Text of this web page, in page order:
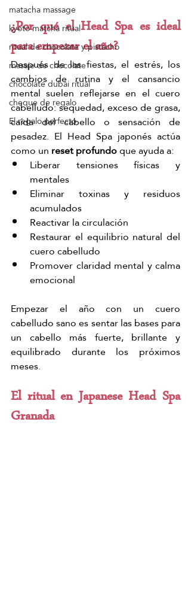
matacha massage
kyoto matcha ritual
ritual de chocolate y pistacho
masaje de chocolate
chocolate dubai ritual
cheque de regalo
El regalo perfecto
¿Por qué el Head Spa es ideal
para empezar el año?
Después de las fiestas, el estrés, los
cambios de rutina y el cansancio
mental suelen reflejarse en el cuero
cabelludo: sequedad, exceso de grasa,
caída del cabello o sensación de
pesadez. El Head Spa japonés actúa
como un reset profundo que ayuda a:
Liberar tensiones físicas y
mentales
Eliminar toxinas y residuos
acumulados
Reactivar la circulación
Restaurar el equilibrio natural del
cuero cabelludo
Promover claridad mental y calma
emocional
Empezar el año con un cuero
cabelludo sano es sentar las bases para
un cabello más fuerte, brillante y
equilibrado durante los próximos
meses.
El ritual en Japanese Head Spa
Granada